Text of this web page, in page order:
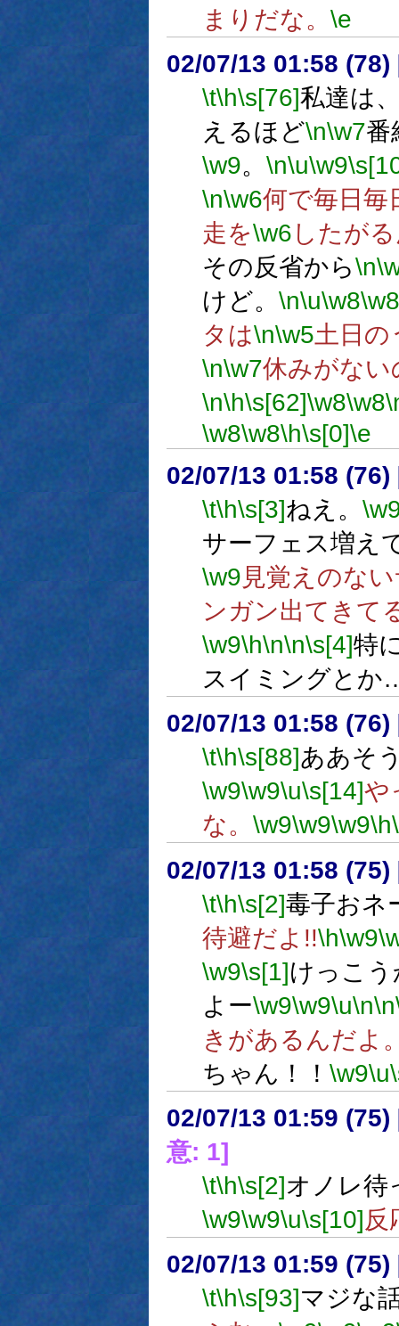
まりだな。 \e
02/07/13 01:58 (78)
\t\h\s[76]私達は
えるほど\n\w7番
\w9。 \n\u\w9
\n\w6何で毎日毎
走を\w6 したが
その反省から\n
けど。 \n\u\w8\w8
タは\n\w5土日
\n\w7休みがない
\n\h\s[62]\w8\w8
\w8\w8\h\s[0]\e
02/07/13 01:58 (76)
\t\h\s[3]ねえ。
サーフェス増え
\w9 見覚えのな
ンガン出てきて
\w9\h\n\n\s[4]特
スイミングとか
02/07/13 01:58 (76)
\t\h\s[88]ああそ
\w9\w9\u\s[14]や
な。 \w9\w9\w9\h
02/07/13 01:58 (75)
\t\h\s[2]毒子おネ
待避だよ!!\h\w9
\w9\s[1]けっこ
よー\w9\w9\u\n\n
きがあるんだよ
ちゃん！！ \w9\u
02/07/13 01:59 (75)
意: 1]
\t\h\s[2]オノレ
\w9\w9\u\s[10]反
02/07/13 01:59 (75)
\t\h\s[93]マジな